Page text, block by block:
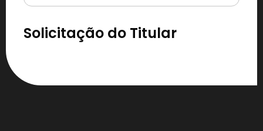
Solicitação do Titular